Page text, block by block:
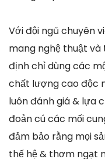
Với đội ngũ chuyên
mang nghệ thuật và
định chỉ dùng các
chất lượng cao độc
luôn đánh giá & lựa
đoản cú các mối
đảm bảo rằng mọi
thế hệ & thơm ngạt